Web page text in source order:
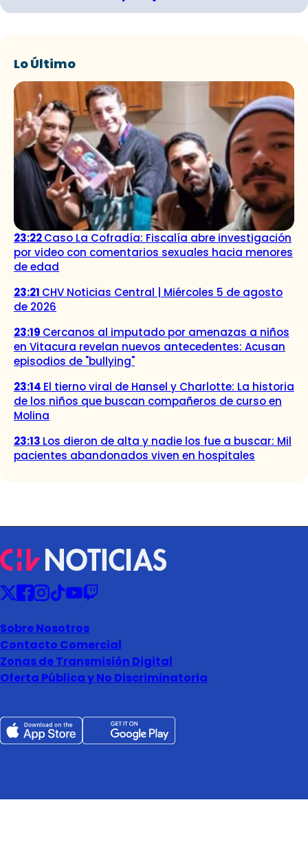
Lo Último
23:22Caso La Cofradía: Fiscalía abre investigación
por video con comentarios sexuales hacia menores
de edad
23:21 CHV Noticias Central | Miércoles 5 de agosto
de 2026
23:19 Cercanos al imputado por amenazas a niños
en Vitacura revelan nuevos antecedentes: Acusan
episodios de "bullying"
23:14 El tierno viral de Hansel y Charlotte: La historia
de los niños que buscan compañeros de curso en
Molina
23:13 Los dieron de alta y nadie los fue a buscar: Mil
pacientes abandonados viven en hospitales
Sobre Nosotros
Contacto Comercial
Zonas de Transmisión Digital
Oferta Pública y No Discriminatoria